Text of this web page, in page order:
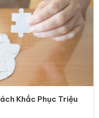
Khắc Phục Triệu